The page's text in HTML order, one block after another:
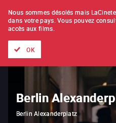
À L'UNITÉ
Berlin
Berlin Alexanderplatz
Nous sommes désolés mais
dans votre pays. Vous pouvez
accès aux films.
OK